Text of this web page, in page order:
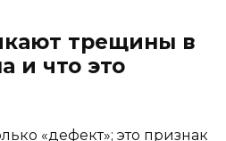
трещины в
и что это
«дефект»; это признак